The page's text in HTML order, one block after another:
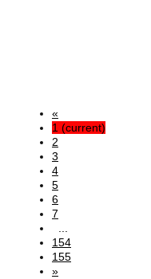
«
1 (current)
2
3
4
5
6
7
...
154
155
»